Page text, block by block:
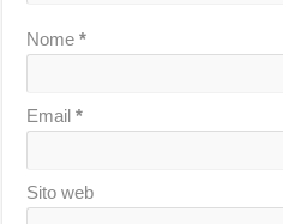
Nome*
Email*
Sito web